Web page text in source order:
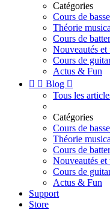
Catégories
Cours de basse
Théorie
Cours de
Nouveautés
Cours de
Actus & Fun
  Blog 
Tous les
Catégories
Cours de basse
Théorie
Cours de
Nouveautés
Cours de
Actus & Fun
Support
Store